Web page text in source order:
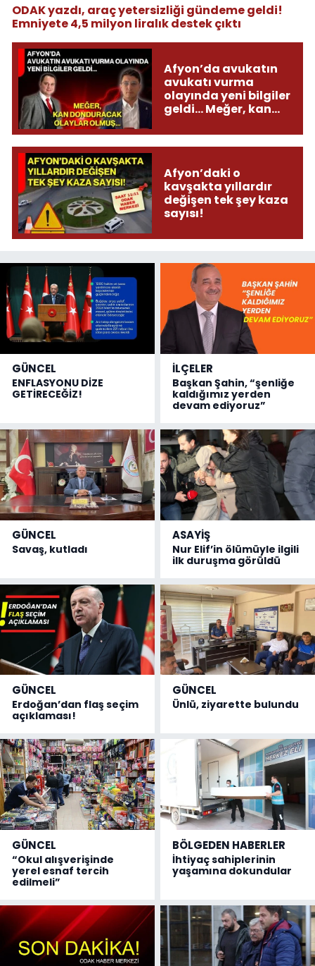
ODAK yazdı, araç yetersizliği gündeme geldi!
Emniyete 4,5 milyon liralık destek çıktı
Afyon’da avukatın
avukatı vurma
olayında yeni bilgiler
geldi... Meğer, kan
olmuş...
Afyon’daki o
kavşakta yıllardır
değişen tek şey kaza
sayısı!
GÜNCEL
ENFLASYONU DİZE
GETİRECEĞİZ!
İLÇELER
Başkan Şahin, “şenliğe
kaldığımız yerden
devam ediyoruz”
GÜNCEL
Savaş, kutladı
ASAYİŞ
Nur Elif’in ölümüyle ilgili
ilk duruşma görüldü
GÜNCEL
Erdoğan’dan flaş seçim
açıklaması!
GÜNCEL
Ünlü, ziyarette bulundu
GÜNCEL
“Okul alışverişinde
yerel esnaf tercih
edilmeli”
BÖLGEDEN HABERLER
İhtiyaç sahiplerinin
yaşamına dokundular